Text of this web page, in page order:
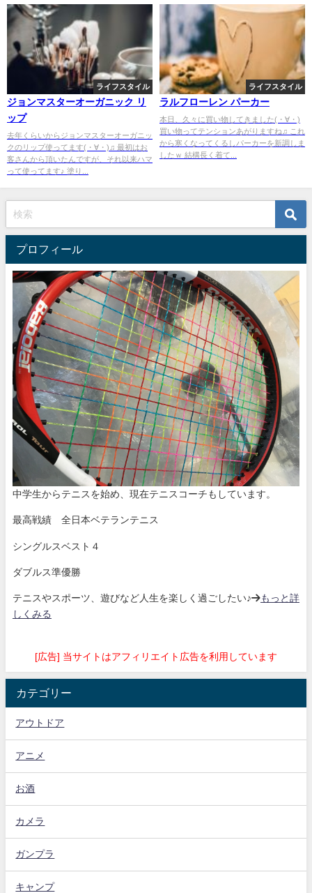
ライフスタイル
ジョンマスターオーガニック リ
ップ
去年くらいからジョンマスターオーガニッ
クのリップ使ってます(・∀・)♫ 最初はお
客さんから頂いたんですが、それ以来ハマ
って使ってます♪ 塗り...
ライフスタイル
ラルフローレン パーカー
本日、久々に買い物してきました(・∀・)
買い物ってテンションあがりますね♫ これ
から寒くなってくるしパーカーを新調しま
したｗ 結構長く着て...
プロフィール
中学生からテニスを始め、現在テニスコーチもしています。
最高戦績 全日本ベテランテニス
シングルスベスト４
ダブルス準優勝
テニスやスポーツ、遊びなど人生を楽しく過ごしたい♪→もっと詳
しくみる
[広告] 当サイトはアフィリエイト広告を利用しています
カテゴリー
アウトドア
アニメ
お酒
カメラ
ガンプラ
キャンプ